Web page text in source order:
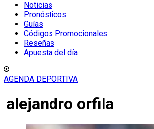
Noticias
Pronósticos
Guías
Códigos Promocionales
Reseñas
Apuesta del día
AGENDA DEPORTIVA
alejandro orfila